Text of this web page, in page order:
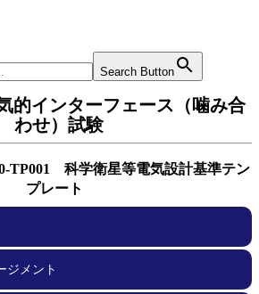
Search Button
的インターフェース（噛み合
わせ）試験
TP001 科学衛星等電気設計基準テン
プレート
ジメント